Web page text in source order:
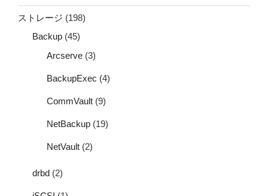
ストレージ (198)
Backup (45)
Arcserve (3)
BackupExec (4)
CommVault (9)
NetBackup (19)
NetVault (2)
drbd (2)